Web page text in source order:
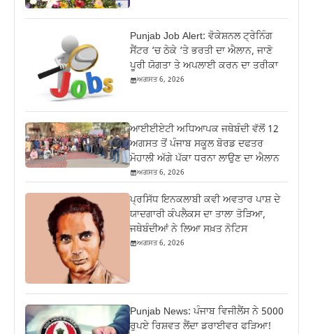
Punjab Job Alert: ਵੋਕੇਸ਼ਨਲ ਟ੍ਰੇਨਿੰਗ
ਸੈਂਟਰ ‘ਚ ਠੇਕੇ ‘ਤੇ ਭਰਤੀ ਦਾ ਐਲਾਨ, ਜਾਣੋ
ਪੂਰੀ ਯੋਗਤਾ ਤੇ ਅਪਲਾਈ ਕਰਨ ਦਾ ਤਰੀਕਾ
ਅਗਸਤ 6, 2026
ਆਈਈਏਟੀ ਅਧਿਆਪਕ ਜਥੇਬੰਦੀ ਵੱਲੋਂ 12
ਅਗਸਤ ਤੋਂ ਪੰਜਾਬ ਸਕੂਲ ਬੋਰਡ ਦਫਤਰ
ਮੋਹਾਲੀ ਅੱਗੇ ਪੱਕਾ ਧਰਨਾ ਲਾਉਣ ਦਾ ਐਲਾਨ
ਅਗਸਤ 6, 2026
ਪ੍ਰਸਿੱਧ ਇਨਕਲਾਬੀ ਕਵੀ ਅਵਤਾਰ ਪਾਸ਼ ਦੇ
ਯਾਦਗਾਰੀ ਕੰਪਲੈਕਸ ਦਾ ਤਾਲਾ ਤੋੜਿਆ,
ਜਥੇਬੰਦੀਆਂ ਨੇ ਲਿਆ ਸਖ਼ਤ ਨੋਟਿਸ
ਅਗਸਤ 6, 2026
Punjab News: ਪੰਜਾਬ ਵਿਜੀਲੈਂਸ ਨੇ 5000
ਰੁਪਏ ਰਿਸ਼ਵਤ ਲੈਂਦਾ ਡਰਾਈਵਰ ਫੜਿਆ!